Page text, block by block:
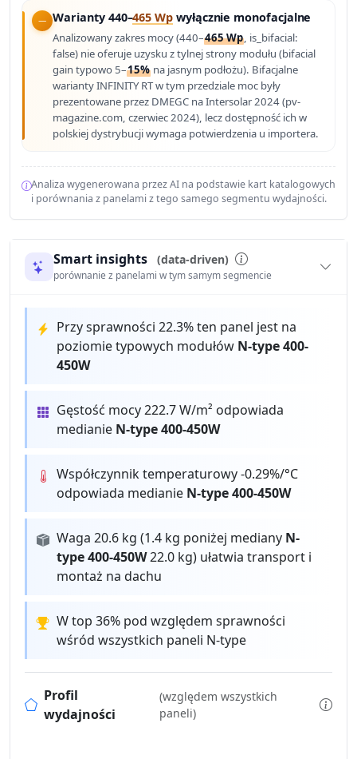
Warianty 440–465 Wp wyłącznie monofacjalne
Analizowany zakres mocy (440–465 Wp, is_bifacial:
false) nie oferuje uzysku z tylnej strony modułu (bifacial
gain typowo 5–15% na jasnym podłożu). Bifacjalne
warianty INFINITY RT w tym przedziale moc były
prezentowane przez DMEGC na Intersolar 2024 (pv-
magazine.com, czerwiec 2024), lecz dostępność ich w
polskiej dystrybucji wymaga potwierdzenia u importera.
Analiza wygenerowana przez AI na podstawie kart katalogowych
i porównania z panelami z tego samego segmentu wydajności.
Smart insights (data-driven)
porównanie z panelami w tym samym segmencie
Przy sprawności 22.3% ten panel jest na
poziomie typowych modułów N-type 400-
450W
Gęstość mocy 222.7 W/m² odpowiada
medianie N-type 400-450W
Współczynnik temperaturowy -0.29%/°C
odpowiada medianie N-type 400-450W
Waga 20.6 kg (1.4 kg poniżej mediany N-
type 400-450W22.0 kg) ułatwia transport i
montaż na dachu
W top 36% pod względem sprawności
wśród wszystkich paneli N-type
Profil
wydajności
(względem wszystkich
paneli)